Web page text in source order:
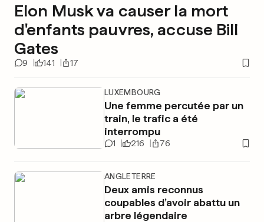
Elon Musk va causer la mort
d'enfants pauvres, accuse Bill
Gates
9 141 17
LUXEMBOURG
Une femme percutée par un
train, le trafic a été
interrompu
1 216 76
ANGLETERRE
Deux amis reconnus
coupables d’avoir abattu un
arbre légendaire